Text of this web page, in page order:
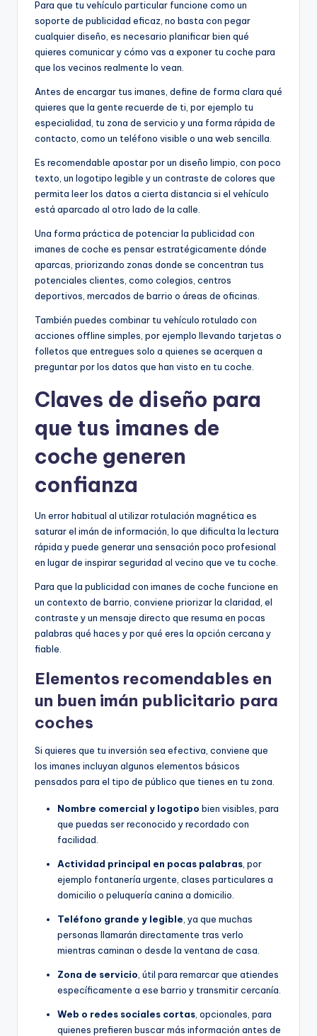
Para que tu vehículo particular funcione como un
soporte de publicidad eficaz, no basta con pegar
cualquier diseño, es necesario planificar bien qué
quieres comunicar y cómo vas a exponer tu coche para
que los vecinos realmente lo vean.
Antes de encargar tus imanes, define de forma clara qué
quieres que la gente recuerde de ti, por ejemplo tu
especialidad, tu zona de servicio y una forma rápida de
contacto, como un teléfono visible o una web sencilla.
Es recomendable apostar por un diseño limpio, con poco
texto, un logotipo legible y un contraste de colores que
permita leer los datos a cierta distancia si el vehículo
está aparcado al otro lado de la calle.
Una forma práctica de potenciar la publicidad con
imanes de coche es pensar estratégicamente dónde
aparcas, priorizando zonas donde se concentran tus
potenciales clientes, como colegios, centros
deportivos, mercados de barrio o áreas de oficinas.
También puedes combinar tu vehículo rotulado con
acciones offline simples, por ejemplo llevando tarjetas o
folletos que entregues solo a quienes se acerquen a
preguntar por los datos que han visto en tu coche.
Claves de diseño para
que tus imanes de
coche generen
confianza
Un error habitual al utilizar rotulación magnética es
saturar el imán de información, lo que dificulta la lectura
rápida y puede generar una sensación poco profesional
en lugar de inspirar seguridad al vecino que ve tu coche.
Para que la publicidad con imanes de coche funcione en
un contexto de barrio, conviene priorizar la claridad, el
contraste y un mensaje directo que resuma en pocas
palabras qué haces y por qué eres la opción cercana y
fiable.
Elementos recomendables en
un buen imán publicitario para
coches
Si quieres que tu inversión sea efectiva, conviene que
los imanes incluyan algunos elementos básicos
pensados para el tipo de público que tienes en tu zona.
Nombre comercial y logotipo bien visibles, para
que puedas ser reconocido y recordado con
facilidad.
Actividad principal en pocas palabras , por
ejemplo fontanería urgente, clases particulares a
domicilio o peluquería canina a domicilio.
Teléfono grande y legible , ya que muchas
personas llamarán directamente tras verlo
mientras caminan o desde la ventana de casa.
Zona de servicio , útil para remarcar que atiendes
específicamente a ese barrio y transmitir cercanía.
Web o redes sociales cortas , opcionales, para
quienes prefieren buscar más información antes de